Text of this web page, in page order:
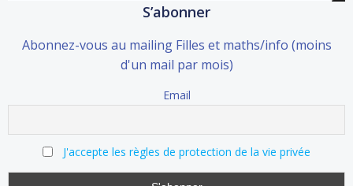
S’abonner
Abonnez-vous au mailing Filles et maths/info (moins
d'un mail par mois)
Email
J'accepte les règles de protection de la vie privée